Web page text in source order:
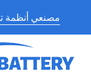
مصنعي أنظمة